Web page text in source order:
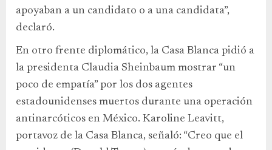
apoyaban a un candidato o a una candidata”,
declaró.
En otro frente diplomático, la Casa Blanca pidió a
la presidenta Claudia Sheinbaum mostrar “un
poco de empatía” por los dos agentes
estadounidenses muertos durante una operación
antinarcóticos en México. Karoline Leavitt,
portavoz de la Casa Blanca, señaló: “Creo que el